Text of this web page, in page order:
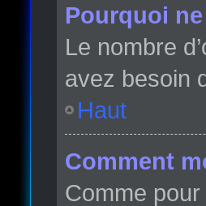
Pourquoi
Le nombre
avez besoin
Haut
Comment
Comme